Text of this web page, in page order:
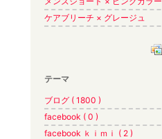
ケアブリーチ × グレージュ
テーマ
ブログ ( 1800 )
facebook ( 0 )
facebook ｋｉｍｉ ( 2 )